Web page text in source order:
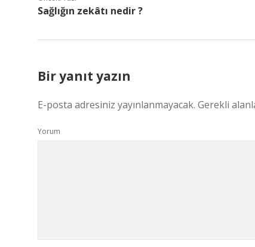
Sağlığın zekâtı nedir ?
Bir yanıt yazın
E-posta adresiniz yayınlanmayacak. Gerekli
Yorum